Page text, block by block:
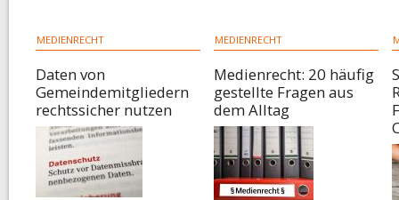
MEDIENRECHT
Daten von
Gemeindemitgliedern
rechtssicher nutzen
MEDIENRECHT
Medienrecht: 20 häufig
gestellte Fragen aus
dem Alltag